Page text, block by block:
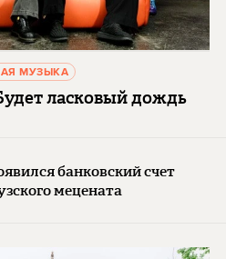
МУЗЫКА
ласковый дождь
банковский счет
мецената